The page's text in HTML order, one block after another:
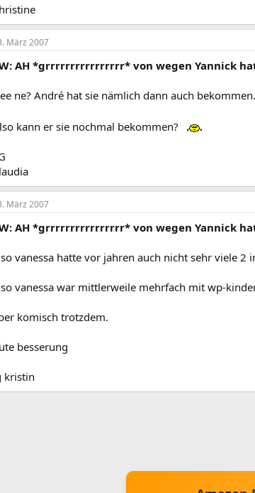
März 2007
AH *grrrrrrrrrrrrrrrr* von wegen Yannick
ne? André hat sie nämlich dann auch
kann er sie nochmal bekommen?
März 2007
AH *grrrrrrrrrrrrrrrr* von wegen Yannick
vanessa hatte vor jahren auch nicht sehr viele
vanessa war mittlerweile mehrfach mit wp-
komisch trotzdem.
besserung
kristin